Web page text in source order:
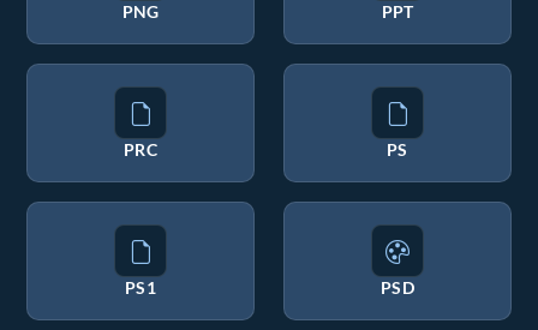
PNG PPT
PRC PS
PS1 PSD